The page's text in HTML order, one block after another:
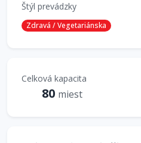
Štýl prevádzky
Zdravá / Vegetariánska
Celková kapacita
80 miest